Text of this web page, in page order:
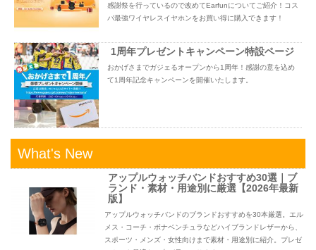
感謝祭を行っているので改めてEarfunについてご紹介！コス
パ最強ワイヤレスイヤホンをお買い得に購入できます！
1周年プレゼントキャンペーン特設ページ
おかげさまでガジェるオープンから1周年！感謝の意を込め
て1周年記念キャンペーンを開催いたします。
What's New
アップルウォッチバンドおすすめ30選｜ブ
ランド・素材・用途別に厳選【2026年最新
版】
アップルウォッチバンドのブランドおすすめを30本厳選。エル
メス・コーチ・ボナベンチュラなどハイブランドレザーから、
スポーツ・メンズ・女性向けまで素材・用途別に紹介。プレゼ